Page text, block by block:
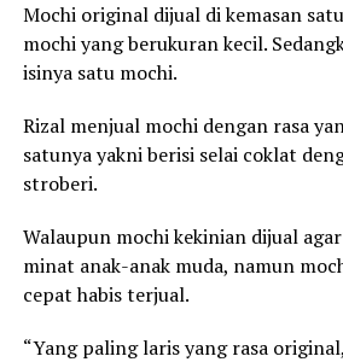
Mochi original dijual di kemasan
mochi yang berukuran kecil.
isinya satu mochi.
Rizal menjual mochi dengan rasa
satunya yakni berisi selai coklat
stroberi.
Walaupun mochi kekinian dijual
minat anak-anak muda, namun
cepat habis terjual.
“Yang paling laris yang rasa